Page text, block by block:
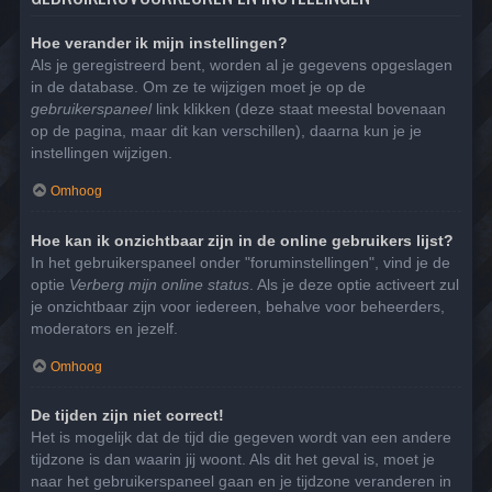
Hoe verander ik mijn instellingen?
Als je geregistreerd bent, worden al je gegevens opgeslagen
in de database. Om ze te wijzigen moet je op de
gebruikerspaneellink klikken (deze staat meestal bovenaan
op de pagina, maar dit kan verschillen), daarna kun je je
instellingen wijzigen.
Omhoog
Hoe kan ik onzichtbaar zijn in de online gebruikers lijst?
In het gebruikerspaneel onder "foruminstellingen", vind je de
optie Verberg mijn online status . Als je deze optie activeert zul
je onzichtbaar zijn voor iedereen, behalve voor beheerders,
moderators en jezelf.
Omhoog
De tijden zijn niet correct!
Het is mogelijk dat de tijd die gegeven wordt van een andere
tijdzone is dan waarin jij woont. Als dit het geval is, moet je
naar het gebruikerspaneel gaan en je tijdzone veranderen in